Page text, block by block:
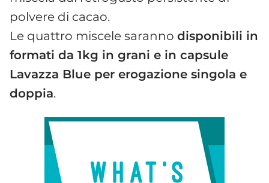
polvere di cacao.
Le quattro miscele saranno disponibili in
formati da 1kg in grani e in capsule
Lavazza Blue per erogazione singola e
doppia.